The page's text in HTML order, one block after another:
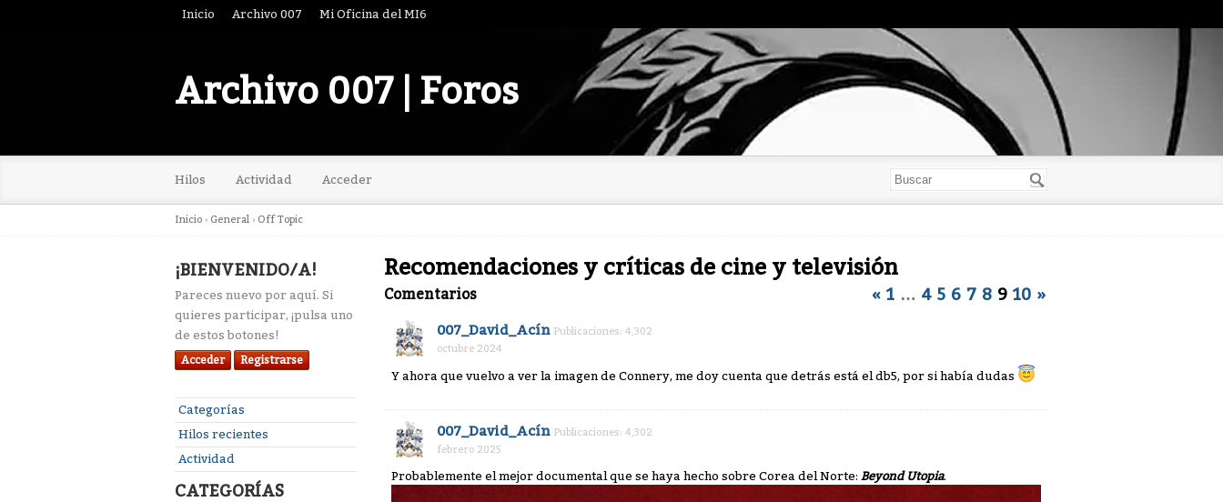
Inicio Archivo 007 Mi Oficina del MI6
Archivo 007 | Foros
Hilos Actividad Acceder
Inicio › General › Off Topic
¡BIENVENIDO/A!
Pareces nuevo por aquí. Si
quieres participar, ¡pulsa uno
de estos botones!
Acceder Registrarse
Enlaces
rápidos
Categorías
Hilos recientes
Actividad
CATEGORÍAS
Recomendaciones y críticas de cine y televisión
« 1 … 4 5 6 7 8 9 10 »
Comentarios
007_David_Acín Publicaciones: 4,302
octubre 2024
Y ahora que vuelvo a ver la imagen de Connery, me doy cuenta que detrás está el db5, por si había dudas
007_David_Acín Publicaciones: 4,302
febrero 2025
Probablemente el mejor documental que se haya hecho sobre Corea del Norte: Beyond Utopia.